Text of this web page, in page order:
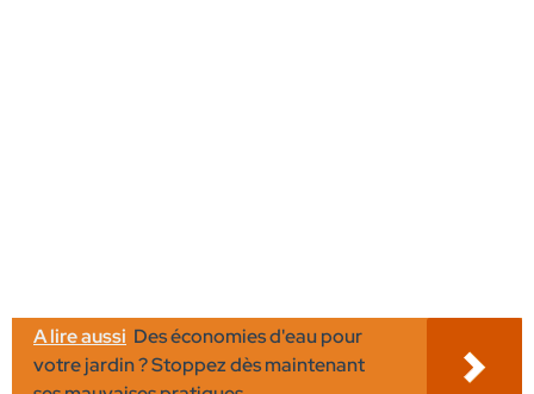
A lire aussi Des économies d'eau pour
votre jardin ? Stoppez dès maintenant